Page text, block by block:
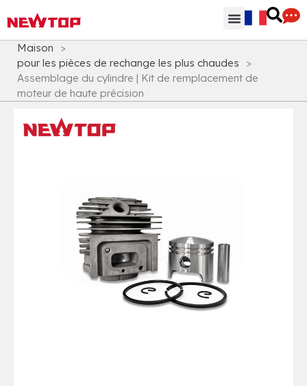
Maison
>
pour les pièces de rechange les plus chaudes
>
Assemblage du cylindre | Kit de remplacement de
moteur de haute précision